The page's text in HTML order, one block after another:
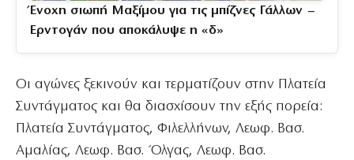
Ένοχη σιωπή Μαξίμου για τις μπίζνες Γάλλων –
Ερντογάν που αποκάλυψε η «δ»
Οι αγώνες ξεκινούν και τερματίζουν στην Πλατεία
Συντάγματος και θα διασχίσουν την εξής πορεία:
Πλατεία Συντάγματος, Φιλελλήνων, Λεωφ. Βασ.
Αμαλίας, Λεωφ. Βασ. Όλγας, Λεωφ. Βασ.